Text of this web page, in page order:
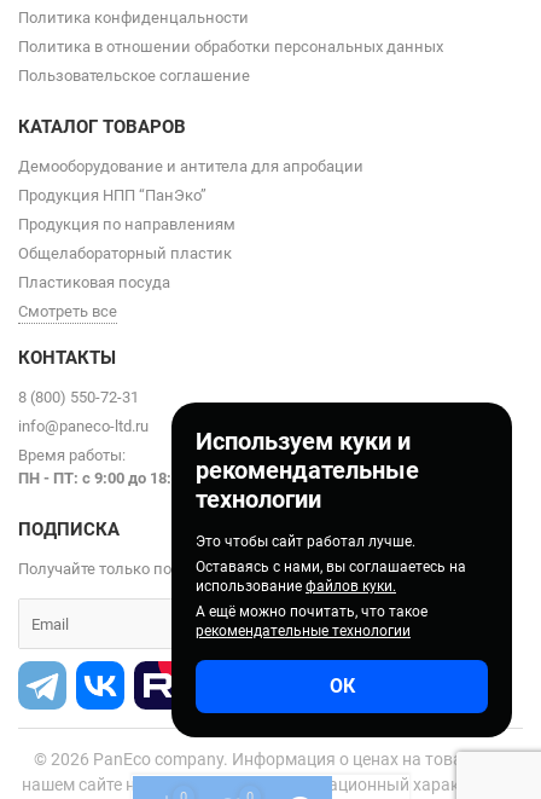
Используем куки и
рекомендательные
технологии
Это чтобы сайт работал лучше.
Оставаясь с нами, вы соглашаетесь на
использование файлов куки.
А ещё можно почитать, что такое
рекомендательные технологии
ОК
Политика конфиденцальности
Политика в отношении обработки персональных данных
Пользовательское соглашение
КАТАЛОГ ТОВАРОВ
Демооборудование и антитела для апробации
Продукция НПП “ПанЭко”
Продукция по направлениям
Общелабораторный пластик
Пластиковая посуда
Смотреть все
КОНТАКТЫ
8 (800) 550-72-31
info@paneco-ltd.ru
Время работы:
ПН - ПТ: с 9:00 до 18:00
ПОДПИСКА
Получайте только полезные статьи!
© 2026 PanEco company. Информация о ценах на товары на
нашем сайте носит справочно-информационный характер и не